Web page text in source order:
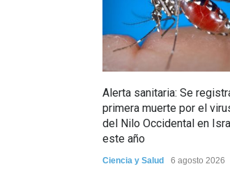
Alerta sanitaria: Se
primera muerte por el
del Nilo Occidental en
este año
Ciencia y Salud 6 agosto 2026